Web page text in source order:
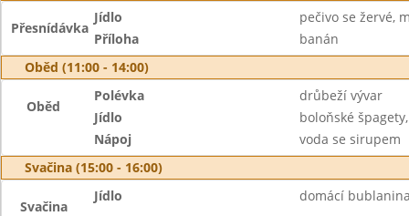
Přesnídávka
Jídlo
pečivo se žervé,
Příloha
banán
Oběd (11:00 - 14:00)
Oběd
Polévka
drůbeží vývar
Jídlo
boloňské
Nápoj
voda se sirupem
Svačina (15:00 - 16:00)
Svačina
Jídlo domácí